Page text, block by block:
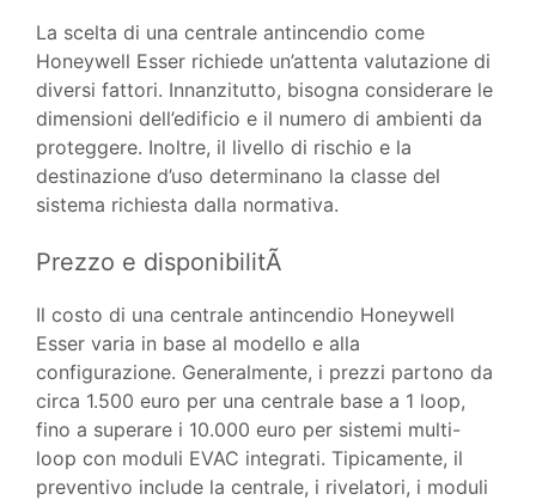
La scelta di una centrale antincendio come
Honeywell Esser richiede un’attenta valutazione di
diversi fattori. Innanzitutto, bisogna considerare le
dimensioni dell’edificio e il numero di ambienti da
proteggere. Inoltre, il livello di rischio e la
destinazione d’uso determinano la classe del
sistema richiesta dalla normativa.
Prezzo e disponibilitÃ
Il costo di una centrale antincendio Honeywell
Esser varia in base al modello e alla
configurazione. Generalmente, i prezzi partono da
circa 1.500 euro per una centrale base a 1 loop,
fino a superare i 10.000 euro per sistemi multi-
loop con moduli EVAC integrati. Tipicamente, il
preventivo include la centrale, i rivelatori, i moduli